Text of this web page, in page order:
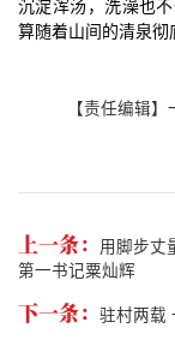
沉淀浑汤，洗澡也
算随着山间的清泉彻
【责任编辑
上一条：
用脚步丈
第一书记粟灿辉
下一条： 驻村两载